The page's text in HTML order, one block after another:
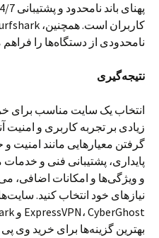
نامحدودی از دستگاه‌ها را
نتیجه‌گیری
انتخاب یک سایت مناسب برای
زیادی بر تجربه کاربری و امنیت
گرفتن معیارهایی مانند
پایداری، پشتیبانی فنی و
و ویژگی‌ها و امکانات اضافی،
بهترین گزینه‌ها برای خرید وی پی